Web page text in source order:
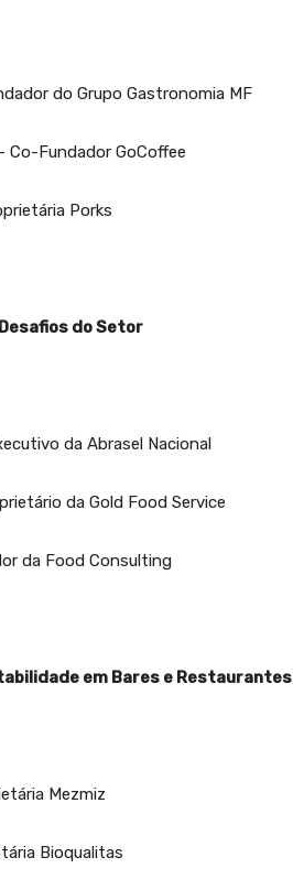
do Grupo Gastronomia MF
Co-Fundador GoCoffee
Porks
do Setor
da Abrasel Nacional
da Gold Food Service
da Food Consulting
em Bares e Restaurantes
Mezmiz
Bioqualitas